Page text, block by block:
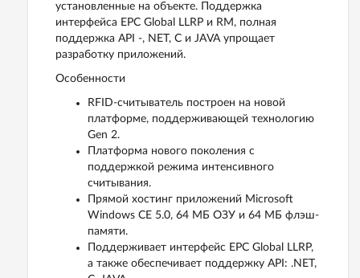
установленные на объекте. Поддержка
интерфейса EPC Global LLRP и RM, полная
поддержка API -, NET, C и JAVA упрощает
разработку приложений.
Особенности
RFID-считыватель построен на новой
платформе, поддерживающей технологию
Gen 2.
Платформа нового поколения с
поддержкой режима интенсивного
считывания.
Прямой хостинг приложений Microsoft
Windows CE 5.0, 64 МБ ОЗУ и 64 МБ флэш-
памяти.
Поддерживает интерфейс EPC Global LLRP,
а также обеспечивает поддержку API: .NET,